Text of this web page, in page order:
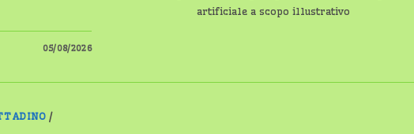
05/08/2026
artificiale a scopo illustrativo
/